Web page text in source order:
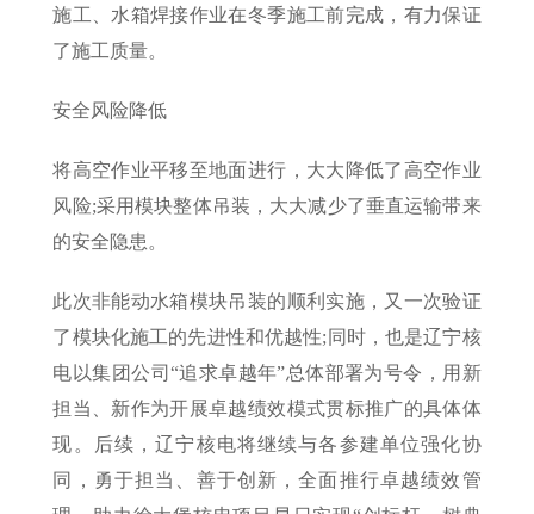
施工、水箱焊接作业在冬季施工前完成，有力保证
了施工质量。
安全风险降低
将高空作业平移至地面进行，大大降低了高空作业
风险;采用模块整体吊装，大大减少了垂直运输带来
的安全隐患。
此次非能动水箱模块吊装的顺利实施，又一次验证
了模块化施工的先进性和优越性;同时，也是辽宁核
电以集团公司“追求卓越年”总体部署为号令，用新
担当、新作为开展卓越绩效模式贯标推广的具体体
现。后续，辽宁核电将继续与各参建单位强化协
同，勇于担当、善于创新，全面推行卓越绩效管